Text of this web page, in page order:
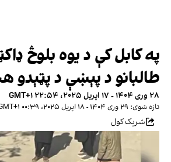
په کابل کې د یوه بلوڅ
طالبانو د پېښې د پټېدو
۲۸ وری ۱۴۰۴ - ۱۷ اپریل ۲۰۲۵، ۲۲:۵۴ GMT+۱
تازه شوی: ۲۹ وری ۱۴۰۴ - ۱۸ اپریل ۲۰۲۵، ۰۰:۳۹ GMT+۱
شریک کول